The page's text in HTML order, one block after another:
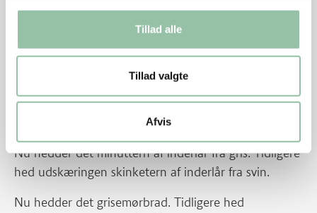
Tillad alle
Tillad valgte
Afvis
Prøv at bruge grønne asparges i stedet for porrer.
Retten er velegnet til buffet.
Energifordeling
Nu hedder det klump fra gris. Tidligere hed
udskæringen skinkeklump fra svin.
Nu hedder det minuttern af inderlår fra gris. Tidligere
hed udskæringen skinketern af inderlår fra svin.
Nu hedder det grisemørbrad. Tidligere hed